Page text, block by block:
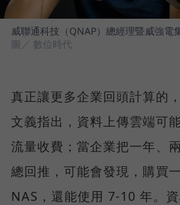
威聯通科技（QNAP）總經理暨威強電
圖／ 數位時代
真正讓更多企業回頭計算的
文義指出，資料上傳雲端可
流量收費；當企業把一年、
總回推，可能會發現，購買
NAS，還能使用 7-10 年。